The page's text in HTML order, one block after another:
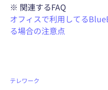
※ 関連するFAQ
オフィスで利用してる
る場合の注意点
テレワーク